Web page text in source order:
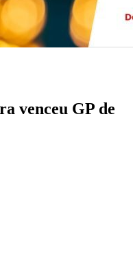
venceu GP de